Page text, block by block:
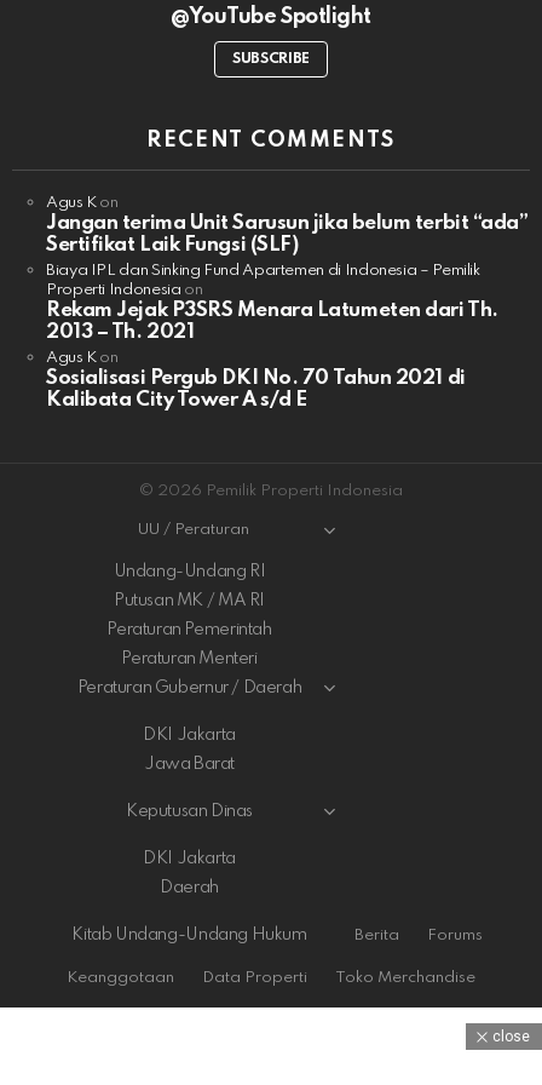
@YouTube Spotlight
SUBSCRIBE
RECENT COMMENTS
Agus Kon
Jangan terima Unit Sarusun jika belum terbit “ada”
Sertifikat Laik Fungsi (SLF)
Biaya IPL dan Sinking Fund Apartemen di Indonesia – Pemilik
Properti Indonesia on
Rekam Jejak P3SRS Menara Latumeten dari Th.
2013 – Th. 2021
Agus Kon
Sosialisasi Pergub DKI No. 70 Tahun 2021 di
Kalibata City Tower A s/d E
© 2026 Pemilik Properti Indonesia
UU / Peraturan
Undang-Undang RI
Putusan MK / MA RI
Peraturan Pemerintah
Peraturan Menteri
Peraturan Gubernur / Daerah
DKI Jakarta
Jawa Barat
Keputusan Dinas
DKI Jakarta
Daerah
Kitab Undang-Undang Hukum Berita Forums
Keanggotaan Data Properti Toko Merchandise
close